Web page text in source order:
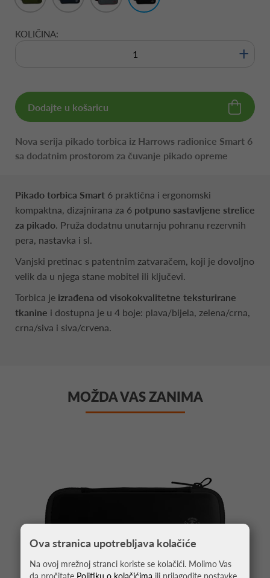
KOLIČINA:
+
Dodajte u košaricu
Nova serija pikado torbica iz Harrows radionice Smart 6
sa dodatnim prostorom za čuvanje pikado opreme
Pikado torbica Smart 6 praktična i ergonomski
kompaktna, dizajnirana za 6 potpuno sastavljene strelice
za pikado. Pruža dodatnu unutarnju pohranu rezervnih
pera, nastavka i sl.
Vanjski pretinac s patentnim zatvaračem, koji je dovoljno
velik da u njega stane mobitel ili ključevi.
Torbica je izrađena od visokokvalitetne teksturirane
tkanine i dostupna je u 4 boje: plava/bijela, zelena/crna,
crna/siva i siva/crvena.
MOŽDA VAS ZANIMA
Ova stranica upotrebljava kolačiće
Na ovoj mrežnoj stranci koriste se kolačići. Molimo Vas
da pročitate Politiku o kolačićima ili prilagodite postavke.